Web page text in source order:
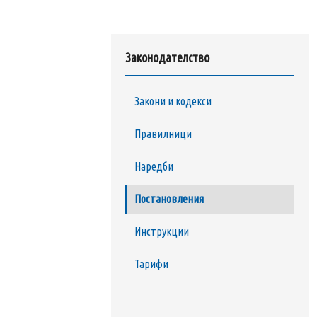
Законодателство
Закони и кодекси
Правилници
Наредби
Постановления
Инструкции
Тарифи